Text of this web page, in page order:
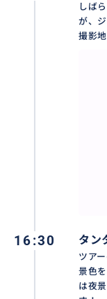
しば
が、
撮影
16:30 タン
ツア
景色
は夜